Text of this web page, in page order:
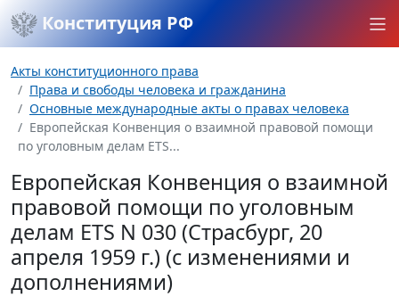
Конституция РФ
Акты конституционного права
Права и свободы человека и гражданина
Основные международные акты о правах человека
Европейская Конвенция о взаимной правовой помощи
по уголовным делам ETS...
Европейская Конвенция о взаимной
правовой помощи по уголовным
делам ETS N 030 (Страсбург, 20
апреля 1959 г.) (с изменениями и
дополнениями)